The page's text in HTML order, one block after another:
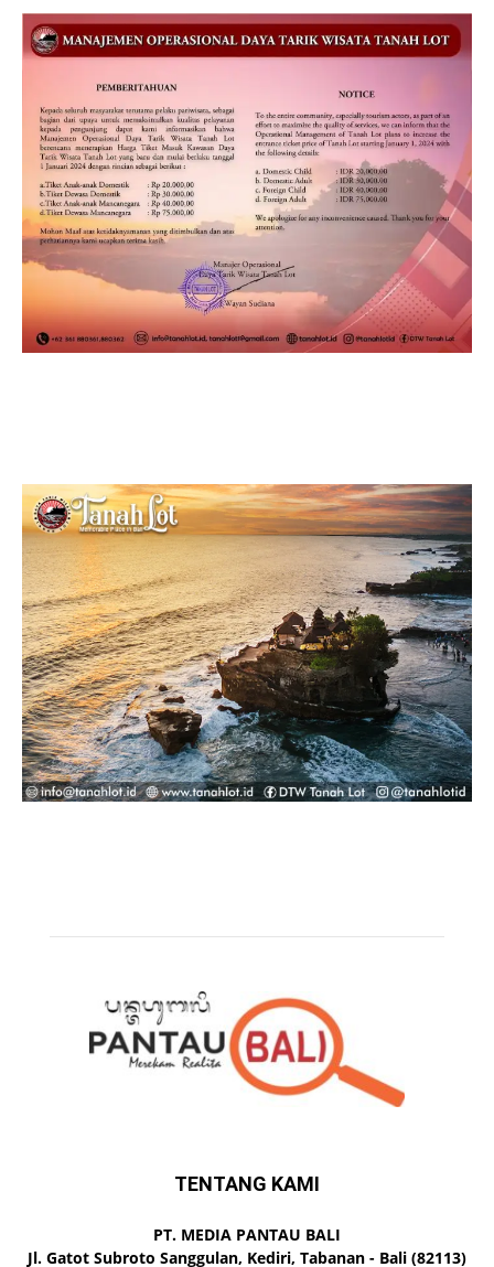
TENTANG KAMI
PT. MEDIA PANTAU BALI
Jl. Gatot Subroto Sanggulan, Kediri, Tabanan - Bali (82113)